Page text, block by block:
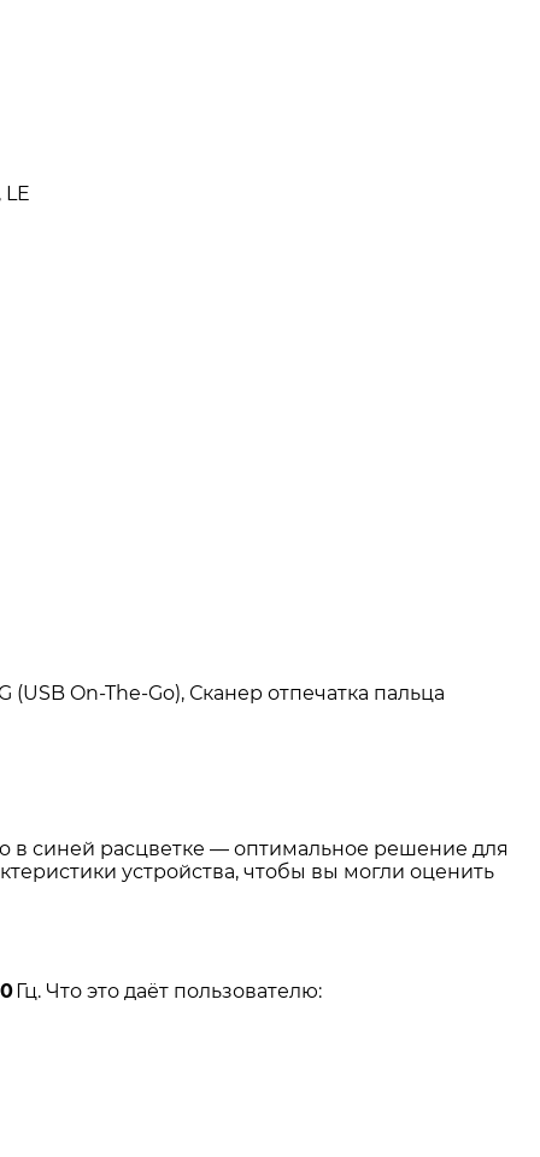
On-The-Go), Сканер отпечатка пальца
в синей расцветке — оптимальное решение для
устройства, чтобы вы могли оценить
Гц. Что это даёт пользователю: